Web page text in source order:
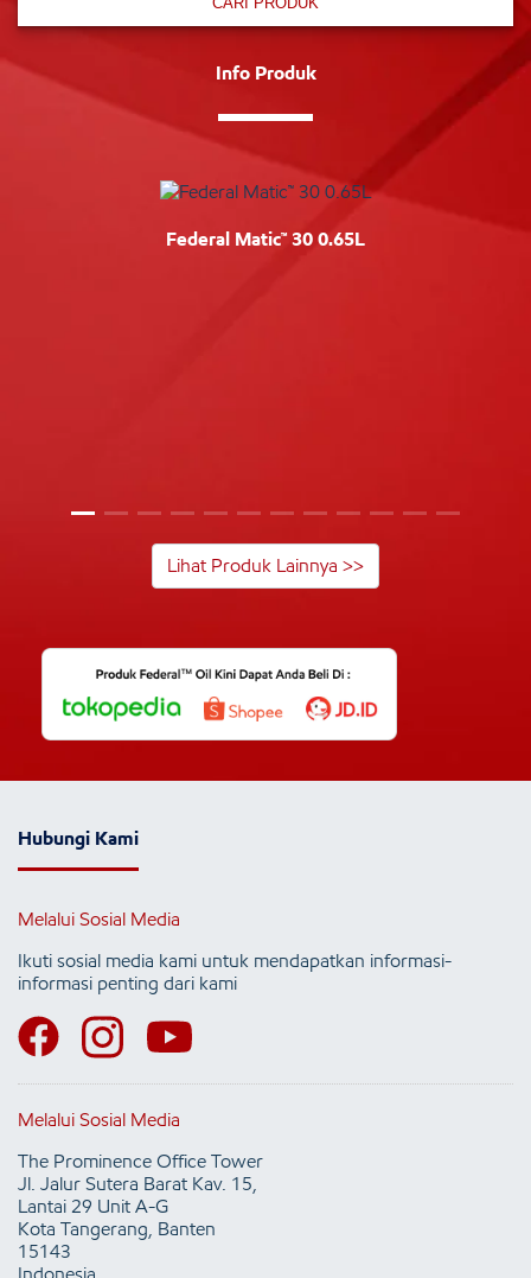
Info Produk
Federal Matic™ 30 0.65L
Lihat Produk Lainnya >>
Hubungi Kami
Melalui Sosial Media
Ikuti sosial media kami untuk mendapatkan informasi-
informasi penting dari kami
Melalui Sosial Media
The Prominence Office Tower
Jl. Jalur Sutera Barat Kav. 15,
Lantai 29 Unit A-G
Kota Tangerang, Banten
15143
Indonesia